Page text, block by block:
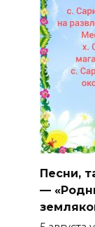
Песни,
—